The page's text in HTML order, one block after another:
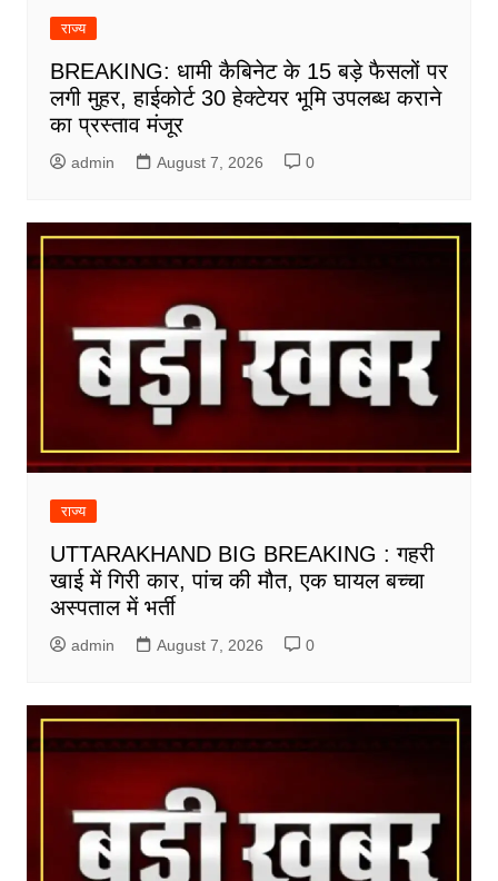
राज्य
BREAKING: धामी कैबिनेट के 15 बड़े फैसलों पर
लगी मुहर, हाईकोर्ट 30 हेक्टेयर भूमि उपलब्ध कराने
का प्रस्ताव मंजूर
admin August 7, 2026 0
राज्य
UTTARAKHAND BIG BREAKING : गहरी
खाई में गिरी कार, पांच की मौत, एक घायल बच्चा
अस्पताल में भर्ती
admin August 7, 2026 0